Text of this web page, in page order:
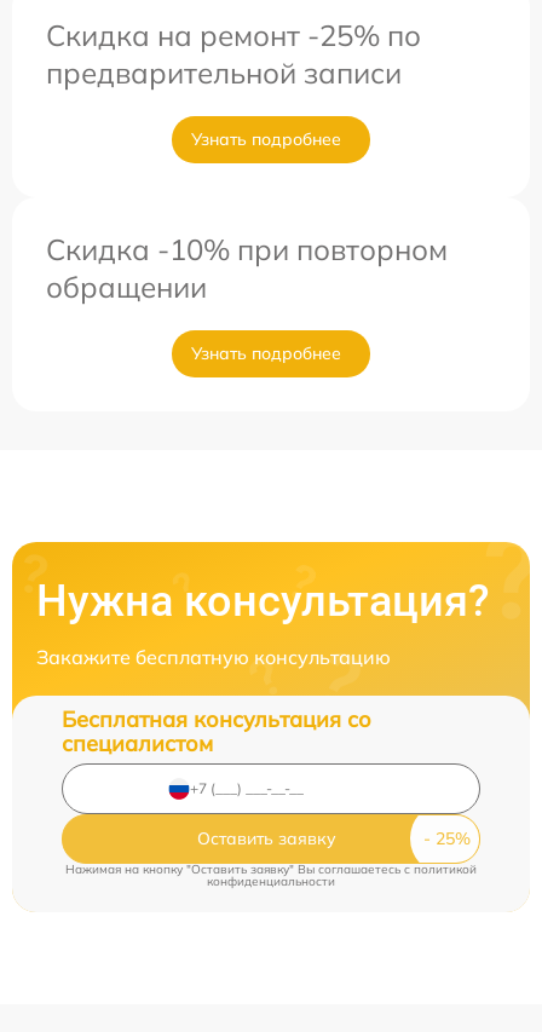
Скидка на ремонт -25% по
предварительной записи
Узнать подробнее
Скидка -10% при повторном
обращении
Узнать подробнее
Нужна консультация?
Закажите бесплатную консультацию
Бесплатная консультация со
специалистом
Оставить заявку
Нажимая на кнопку "Оставить заявку" Вы соглашаетесь cполитикой
конфиденциальности